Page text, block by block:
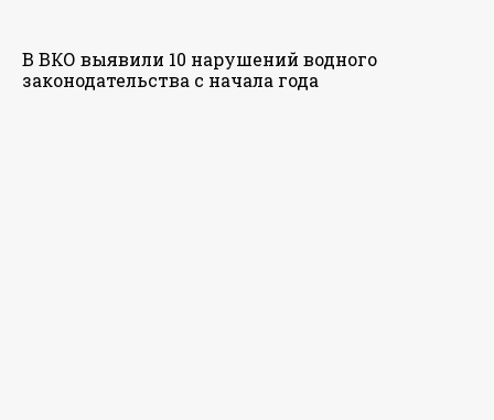
В ВКО выявили 10 нарушений водного
законодательства с начала года